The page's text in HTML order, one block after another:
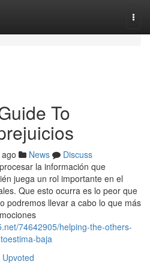
To
News
Discuss
la información que
juega un rol importante en el
Que esto ocurra es lo peor que
podremos llevar a cabo lo que más
74642905/helping-the-others-
baja